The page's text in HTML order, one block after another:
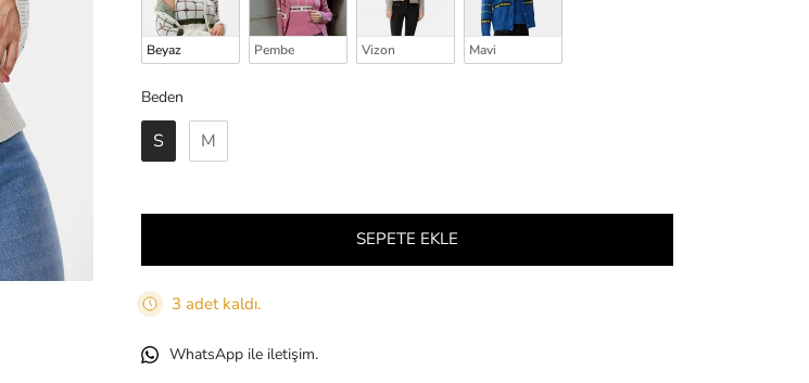
Beyaz Pembe Vizon Mavi
Beden
Beden
S M
SEPETE EKLE
3 adet kaldı.
WhatsApp ile iletişim.